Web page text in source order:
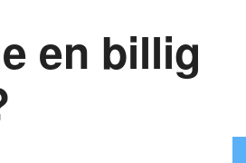
en billig